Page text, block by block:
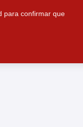
para confirmar que